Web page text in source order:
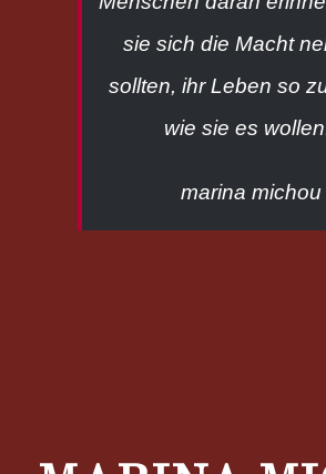
sie sich die Macht
sollten, ihr Leben so
wie sie es
marina michou